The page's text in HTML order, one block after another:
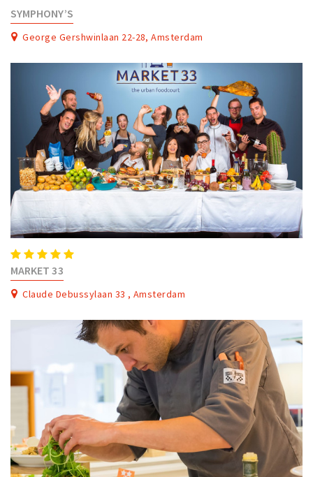
SYMPHONY’S
George Gershwinlaan 22-28, Amsterdam
MARKET 33
Claude Debussylaan 33 , Amsterdam